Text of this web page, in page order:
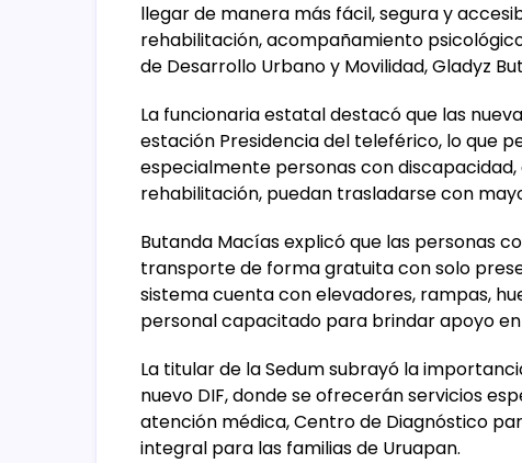
llegar de manera más fácil, segura y
rehabilitación, acompañamiento
de Desarrollo Urbano y Movilidad, Gladyz
La funcionaria estatal destacó que las
estación Presidencia del teleférico, lo que
especialmente personas con
rehabilitación, puedan trasladarse con
Butanda Macías explicó que las personas
transporte de forma gratuita con solo
sistema cuenta con elevadores, rampas,
personal capacitado para brindar apoyo
La titular de la Sedum subrayó la
nuevo DIF, donde se ofrecerán servicios
atención médica, Centro de Diagnóstico
integral para las familias de Uruapan.